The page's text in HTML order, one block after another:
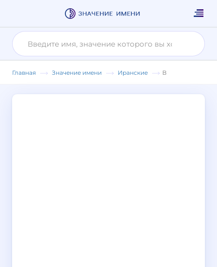
Главная Значение имени Иранские В